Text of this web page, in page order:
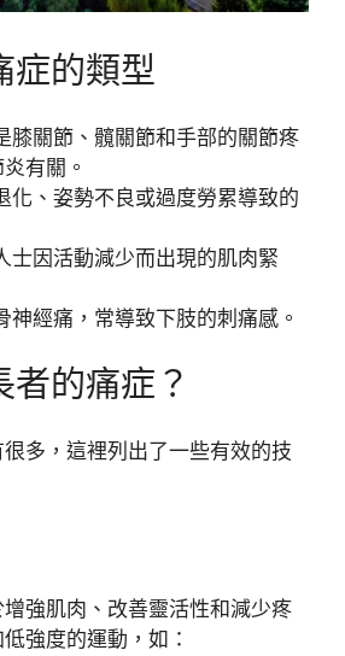
症的類型
膝關節、髖關節和手部的關節疼
有關。
化、姿勢不良或過度勞累導致的
士因活動減少而出現的肌肉緊
神經痛，常導致下肢的刺痛感。
者的痛症？
多，這裡列出了一些有效的技
強肌肉、改善靈活性和減少疼
強度的運動，如：